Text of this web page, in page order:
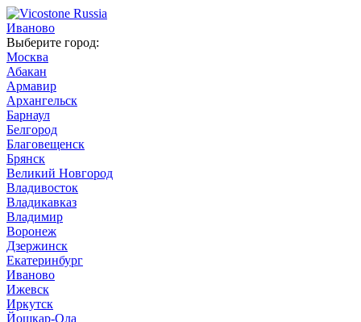
Иваново
Выберите город:
Москва
Абакан
Армавир
Архангельск
Барнаул
Белгород
Благовещенск
Брянск
Великий Новгород
Владивосток
Владикавказ
Владимир
Воронеж
Дзержинск
Екатеринбург
Иваново
Ижевск
Иркутск
Йошкар-Ола